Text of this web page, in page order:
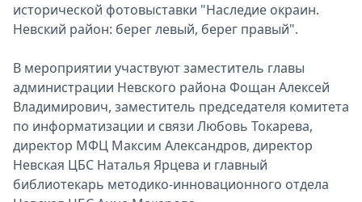
исторической фотовыставки "Наследие окраин.
Невский район: берег левый, берег правый".
В мероприятии участвуют заместитель главы
администрации Невского района Фощан Алексей
Владимирович, заместитель председателя комитета
по информатизации и связи Любовь Токарева,
директор МФЦ Максим Александров, директор
Невская ЦБС Наталья Ярцева и главный
библиотекарь методико-инновационного отдела